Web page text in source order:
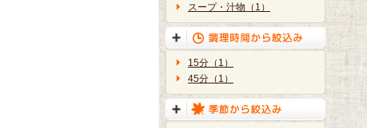
スープ・汁物（1）
15分（1）
45分（1）